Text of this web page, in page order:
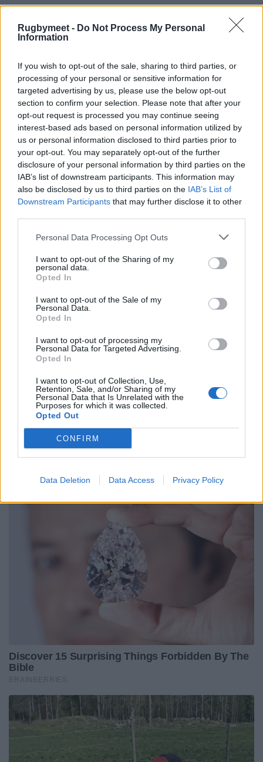
Rugbymeet - Do Not Process My Personal
Information
If you wish to opt-out of the sale, sharing to third parties, or
processing of your personal or sensitive information for
targeted advertising by us, please use the below opt-out
section to confirm your selection. Please note that after your
opt-out request is processed you may continue seeing
interest-based ads based on personal information utilized by
us or personal information disclosed to third parties prior to
your opt-out. You may separately opt-out of the further
disclosure of your personal information by third parties on the
IAB’s list of downstream participants. This information may
also be disclosed by us to third parties on the IAB’s List of
Downstream Participants that may further disclose it to other
Personal Data Processing Opt Outs
I want to opt-out of the Sharing of my
personal data.
Opted In
I want to opt-out of the Sale of my
Personal Data.
Opted In
I want to opt-out of processing my
Personal Data for Targeted Advertising.
Opted In
I want to opt-out of Collection, Use,
Retention, Sale, and/or Sharing of my
Personal Data that Is Unrelated with the
Purposes for which it was collected.
Opted Out
CONFIRM
Data Deletion Data Access Privacy Policy
Risultati e classifiche di Serie A